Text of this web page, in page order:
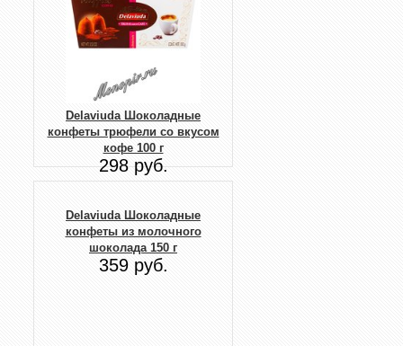
Delaviuda Шоколадные
конфеты трюфели со вкусом
кофе 100 г
298 руб.
Delaviuda Шоколадные
конфеты из молочного
шоколада 150 г
359 руб.